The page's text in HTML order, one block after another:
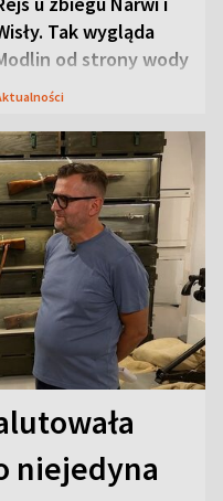
Tak wygląda
od strony wody
niejedyna